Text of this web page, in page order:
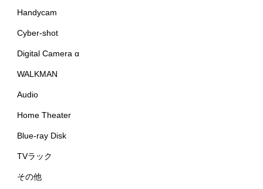
Handycam
Cyber-shot
Digital Camera α
WALKMAN
Audio
Home Theater
Blue-ray Disk
TVラック
その他